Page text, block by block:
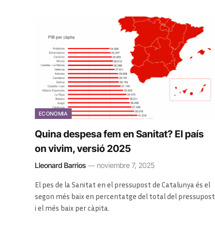
ECONOMIA
Quina despesa fem en Sanitat? El país
on vivim, versió 2025
Lleonard Barrios noviembre 7, 2025
El pes de la Sanitat en el pressupost de Catalunya és el
segon més baix en percentatge del total del pressupost
i el més baix per càpita.